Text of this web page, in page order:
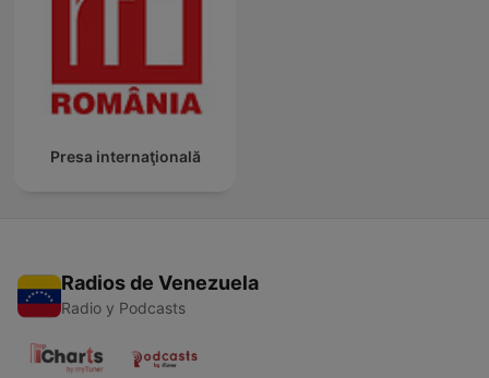
Presa internaţională
Radios de Venezuela
Radio y Podcasts